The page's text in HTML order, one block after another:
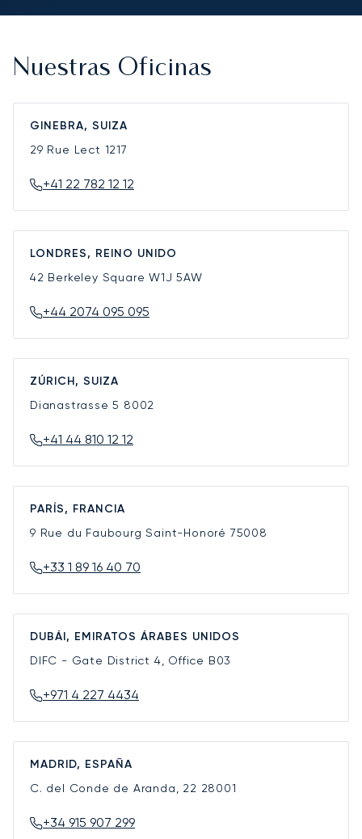
Nuestras Oficinas
GINEBRA, SUIZA
29 Rue Lect 1217
+41 22 782 12 12
LONDRES, REINO UNIDO
42 Berkeley SquareW1J 5AW
+44 2074 095 095
ZÚRICH, SUIZA
Dianastrasse 5 8002
+41 44 810 12 12
PARÍS, FRANCIA
9 Rue du Faubourg Saint-Honoré 75008
+33 1 89 16 40 70
DUBÁI, EMIRATOS ÁRABES UNIDOS
DIFC - Gate District 4, Office B03
+971 4 227 4434
MADRID, ESPAÑA
C. del Conde de Aranda, 22 28001
+34 915 907 299